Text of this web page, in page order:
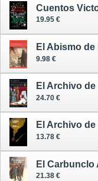
19.95 €
9.98 €
El Archivo
24.70 €
El Archivo
13.78 €
El Carbunclo
21.38 €